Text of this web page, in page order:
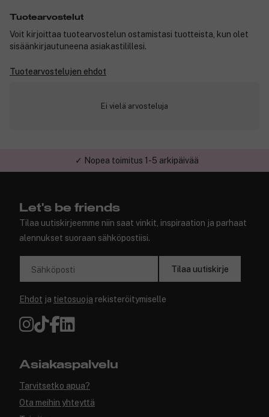
Tuotearvostelut
Voit kirjoittaa tuotearvostelun ostamistasi tuotteista, kun olet
sisäänkirjautuneena asiakastilillesi.
Tuotearvostelujen ehdot
Ei vielä arvosteluja
✓ Nopea toimitus 1-5 arkipäivää
Let's be friends
Tilaa uutiskirjeemme niin saat vinkit, inspiraation ja parhaat
alennukset suoraan sähköpostiisi.
Sähköposti Tilaa uutiskirje
Ehdot ja tietosuoja rekisteröitymiselle
Asiakaspalvelu
Tarvitsetko apua?
Ota meihin yhteyttä